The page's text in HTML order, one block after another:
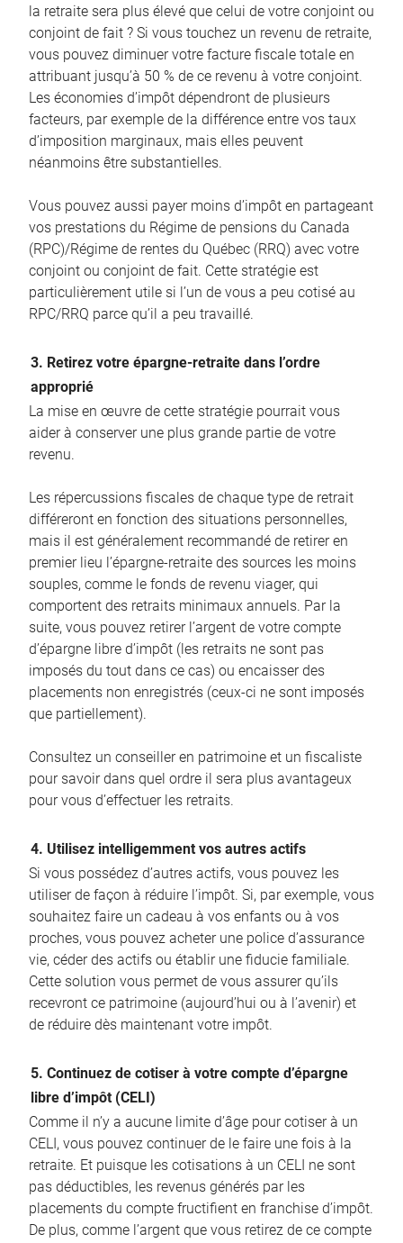
la retraite sera plus élevé que celui de votre conjoint ou
conjoint de fait ? Si vous touchez un revenu de retraite,
vous pouvez diminuer votre facture fiscale totale en
attribuant jusqu’à 50 % de ce revenu à votre conjoint.
Les économies d’impôt dépendront de plusieurs
facteurs, par exemple de la différence entre vos taux
d’imposition marginaux, mais elles peuvent
néanmoins être substantielles.
Vous pouvez aussi payer moins d’impôt en partageant
vos prestations du Régime de pensions du Canada
(RPC)/Régime de rentes du Québec (RRQ) avec votre
conjoint ou conjoint de fait. Cette stratégie est
particulièrement utile si l’un de vous a peu cotisé au
RPC/RRQ parce qu’il a peu travaillé.
3. Retirez votre épargne-retraite dans l’ordre
approprié
La mise en œuvre de cette stratégie pourrait vous
aider à conserver une plus grande partie de votre
revenu.
Les répercussions fiscales de chaque type de retrait
différeront en fonction des situations personnelles,
mais il est généralement recommandé de retirer en
premier lieu l’épargne-retraite des sources les moins
souples, comme le fonds de revenu viager, qui
comportent des retraits minimaux annuels. Par la
suite, vous pouvez retirer l’argent de votre compte
d’épargne libre d’impôt (les retraits ne sont pas
imposés du tout dans ce cas) ou encaisser des
placements non enregistrés (ceux-ci ne sont imposés
que partiellement).
Consultez un conseiller en patrimoine et un fiscaliste
pour savoir dans quel ordre il sera plus avantageux
pour vous d’effectuer les retraits.
4. Utilisez intelligemment vos autres actifs
Si vous possédez d’autres actifs, vous pouvez les
utiliser de façon à réduire l’impôt. Si, par exemple, vous
souhaitez faire un cadeau à vos enfants ou à vos
proches, vous pouvez acheter une police d’assurance
vie, céder des actifs ou établir une fiducie familiale.
Cette solution vous permet de vous assurer qu’ils
recevront ce patrimoine (aujourd’hui ou à l’avenir) et
de réduire dès maintenant votre impôt.
5. Continuez de cotiser à votre compte d’épargne
libre d’impôt (CELI)
Comme il n’y a aucune limite d’âge pour cotiser à un
CELI, vous pouvez continuer de le faire une fois à la
retraite. Et puisque les cotisations à un CELI ne sont
pas déductibles, les revenus générés par les
placements du compte fructifient en franchise d’impôt.
De plus, comme l’argent que vous retirez de ce compte